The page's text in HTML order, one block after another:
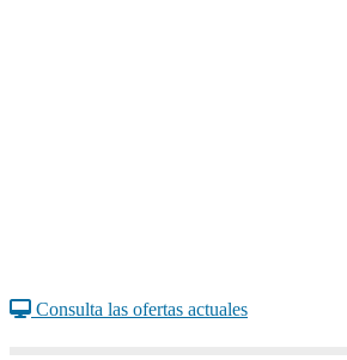
Consulta las ofertas actuales